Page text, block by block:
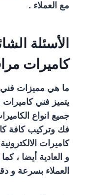
مع العملاء .
الأسئلة
كاميرات
ما هي مميزات فني
يتميز فني كاميرات
جميع انواع
فك وتركيب كافة
كاميرات الالكترونية
و العادية أيضا ،
العملاء بسرعة و